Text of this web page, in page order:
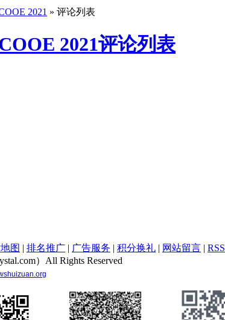
2021 » 评论列表
2021评论列表
图 | 排名推广 | 广告服务 | 积分换礼 | 网站留言 |
）All Rights Reserved